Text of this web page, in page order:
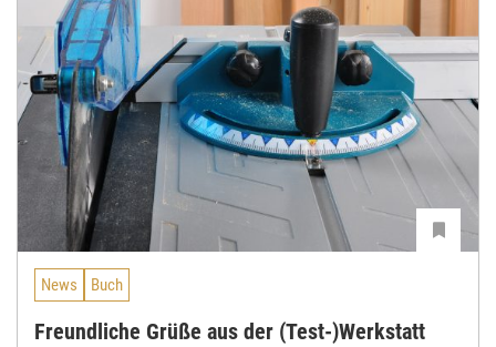
News Buch
Freundliche Grüße aus der (Test-)Werkstatt